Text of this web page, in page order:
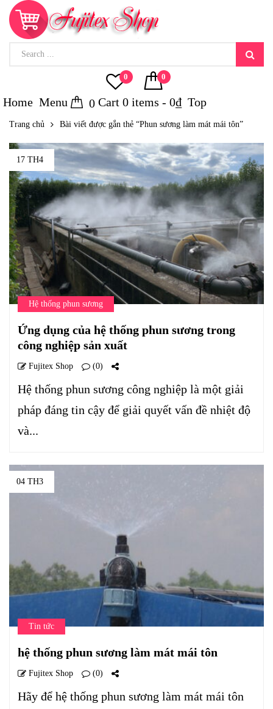
0 0
Home Menu 0 Cart 0 items - 0₫ Top
Trang chủ Bài viết được gắn thẻ “Phun sương làm mát mái tôn”
17 TH4
Hệ thống phun sương
Ứng dụng của hệ thống phun sương trong
công nghiệp sản xuất
Fujitex Shop (0)
Hệ thống phun sương công nghiệp là một giải
pháp đáng tin cậy để giải quyết vấn đề nhiệt độ
và...
04 TH3
Tin tức
hệ thống phun sương làm mát mái tôn
Fujitex Shop (0)
Hãy để hệ thống phun sương làm mát mái tôn